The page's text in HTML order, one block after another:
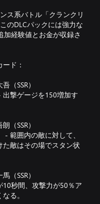
ス系バトル「クランクリ
のDLCパックには強力な
加経験値とお金が収録さ
ド：
（SSR）
撃ゲージを150増加す
（SSR）
範囲内の敵に対して、
敵はその場でスタン状
（SSR）
秒間、攻撃力が50％ア
る。